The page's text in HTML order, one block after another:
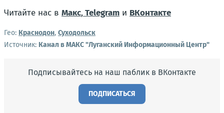
Читайте нас в Макс,Telegram и ВКонтакте
Гео: Краснодон, Суходольск
Источник: Канал в МАКС "Луганский Информационный Центр"
Подписывайтесь на наш паблик в ВКонтакте
ПОДПИСАТЬСЯ